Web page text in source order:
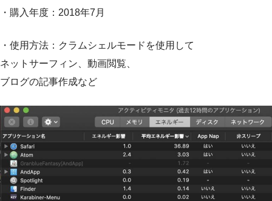
・購入年度：2018年7月
・使用方法：クラムシェルモードを使用して
ネットサーフィン、動画閲覧、
ブログの記事作成など